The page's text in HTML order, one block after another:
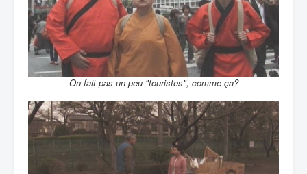
On fait pas un peu "touristes", comme ça?